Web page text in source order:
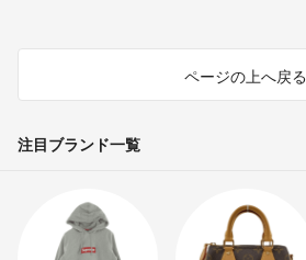
ページの上へ戻る
注目ブランド一覧